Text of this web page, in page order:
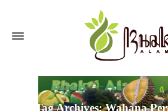
Tag Archives: Wahana